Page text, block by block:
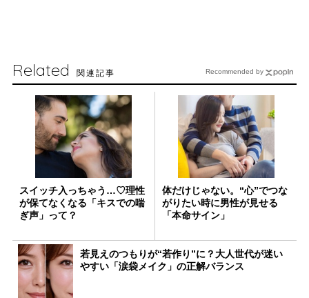
Related 関連記事
スイッチ入っちゃう…♡理性
が保てなくなる「キスでの喘
ぎ声」って？
体だけじゃない。“心”でつな
がりたい時に男性が見せる
「本命サイン」
若見えのつもりが“若作り”に？大人世代が迷い
やすい「涙袋メイク」の正解バランス
Recommended by